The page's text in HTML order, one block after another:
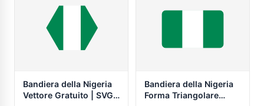
Bandiera della Nigeria
Vettore Gratuito | SVG
Bandiera della Nigeria
Forma Triangolare